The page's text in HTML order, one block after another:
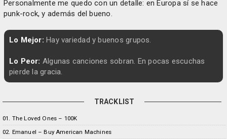
Personalmente me quedo con un detalle: en Europa sí se hace
punk-rock, y además del bueno.
Lo Mejor: Hay variedad y buenos grupos.
Lo Peor: Algunas canciones sobran. En pocas escuchas
pierde la gracia.
TRACKLIST
01. The Loved Ones – 100K
02. Emanuel – Buy American Machines